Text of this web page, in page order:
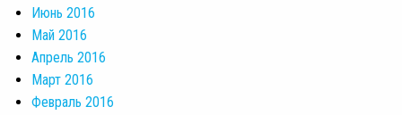
Июнь 2016
Май 2016
Апрель 2016
Март 2016
Февраль 2016